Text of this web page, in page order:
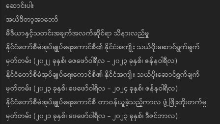
ဆောင်းပါး
အယ်ဒီတာ့အာဘော်
မီဒီယာနှင့်သတင်းအချက်အလက်ဆိုင်ရာ သိနားလည်မှု
နိုင်ငံတော်စီမံအုပ်ချုပ်ရေးကောင်စီ၏ နိုင်ငံအကျိုး သယ်ပိုးဆောင်ရွက်ချက်
မှတ်တမ်း (၂၀၂၂ ခုနှစ်၊ ဖေဖော်ဝါရီလ - ၂၀၂၃ ခုနှစ်၊ ဇန်နဝါရီလ)
နိုင်ငံတော်စီမံအုပ်ချုပ်ရေးကောင်စီ၏ နိုင်ငံအကျိုး သယ်ပိုးဆောင်ရွက်ချက်
မှတ်တမ်း (၂၀၂၃ ခုနှစ်၊ ဖေဖော်ဝါရီလ - ၂၀၂၄ ခုနှစ်၊ ဇန်နဝါရီလ)
နိုင်ငံတော်စီမံအုပ်ချုပ်ရေးကောင်စီ တာဝန်ယူခဲ့သည့်ကာလ ဖွံ့ဖြိုးတိုးတက်မှု
မှတ်တမ်း (၂၀၂၁ ခုနှစ်၊ ဖေဖော်ဝါရီလ - ၂၀၂၃ ခုနှစ်၊ ဒီဇင်ဘာလ)